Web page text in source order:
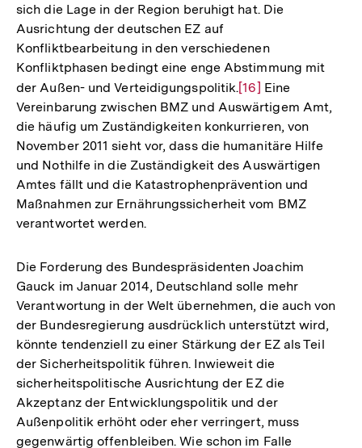
Fußnote
sich die Lage in der Region beruhigt hat. Die
Ausrichtung der deutschen EZ auf
Konfliktbearbeitung in den verschiedenen
Konfliktphasen bedingt eine enge Abstimmung mit
der Außen- und Verteidigungspolitik.Zur
Auflösung
der
Fußnote
[16] Eine
Vereinbarung zwischen BMZ und Auswärtigem Amt,
die häufig um Zuständigkeiten konkurrieren, von
November 2011 sieht vor, dass die humanitäre Hilfe
und Nothilfe in die Zuständigkeit des Auswärtigen
Amtes fällt und die Katastrophenprävention und
Maßnahmen zur Ernährungssicherheit vom BMZ
verantwortet werden.
Die Forderung des Bundespräsidenten Joachim
Gauck im Januar 2014, Deutschland solle mehr
Verantwortung in der Welt übernehmen, die auch von
der Bundesregierung ausdrücklich unterstützt wird,
könnte tendenziell zu einer Stärkung der EZ als Teil
der Sicherheitspolitik führen. Inwieweit die
sicherheitspolitische Ausrichtung der EZ die
Akzeptanz der Entwicklungspolitik und der
Außenpolitik erhöht oder eher verringert, muss
gegenwärtig offenbleiben. Wie schon im Falle